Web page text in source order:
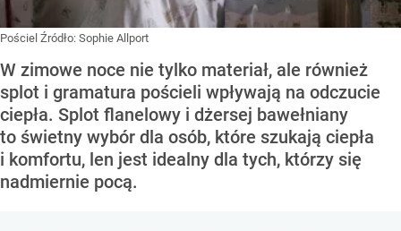
Pościel Źródło: Sophie Allport
W zimowe noce nie tylko materiał, ale również
splot i gramatura pościeli wpływają na odczucie
ciepła. Splot flanelowy i dżersej bawełniany
to świetny wybór dla osób, które szukają ciepła
i komfortu, len jest idealny dla tych, którzy się
nadmiernie pocą.